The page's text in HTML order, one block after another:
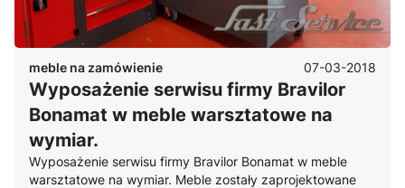
meble na zamówienie 07-03-2018
Wyposażenie serwisu firmy Bravilor
Bonamat w meble warsztatowe na
wymiar.
Wyposażenie serwisu firmy Bravilor Bonamat w meble
warsztatowe na wymiar. Meble zostały zaprojektowane